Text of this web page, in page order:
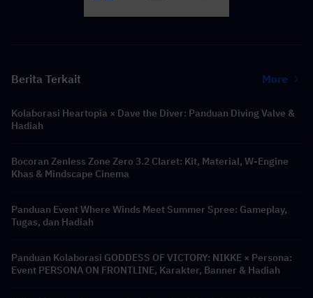
Berita Terkait More
Kolaborasi Heartopia × Dave the Diver: Panduan Diving Valve &
Hadiah
Bocoran Zenless Zone Zero 3.2 Claret: Kit, Material, W-Engine
Khas & Mindscape Cinema
Panduan Event Where Winds Meet Summer Spree: Gameplay,
Tugas, dan Hadiah
Panduan Kolaborasi GODDESS OF VICTORY: NIKKE × Persona:
Event PERSONA ON FRONTLINE, Karakter, Banner & Hadiah